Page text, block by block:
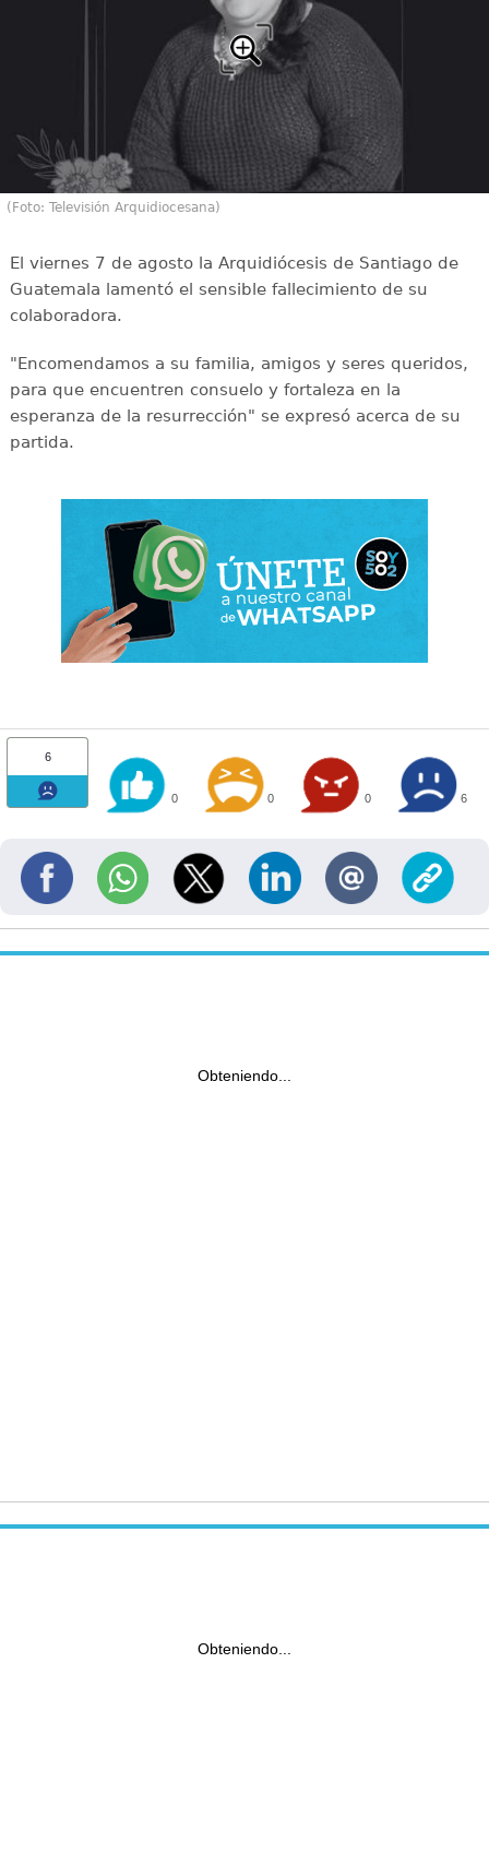
(Foto: Televisión Arquidiocesana)
El viernes 7 de agosto la Arquidiócesis de Santiago de
Guatemala lamentó el sensible fallecimiento de su
colaboradora.
"Encomendamos a su familia, amigos y seres queridos,
para que encuentren consuelo y fortaleza en la
esperanza de la resurrección" se expresó acerca de su
partida.
6
0 0 0 6
Obteniendo...
Obteniendo...